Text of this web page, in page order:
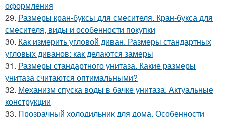
оформления
29. Размеры кран-буксы для смесителя. Кран-букса для
смесителя, виды и особенности покупки
30. Как измерить угловой диван. Размеры стандартных
угловых диванов: как делаются замеры
31. Размеры стандартного унитаза. Какие размеры
унитаза считаются оптимальными?
32. Механизм спуска воды в бачке унитаза. Актуальные
конструкции
33. Прозрачный холодильник для дома. Особенности